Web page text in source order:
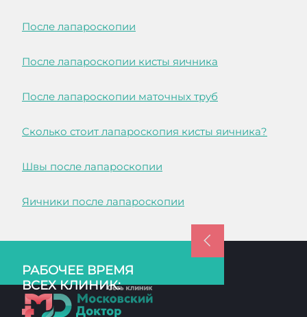
После лапароскопии
После лапароскопии кисты яичника
После лапароскопии маточных труб
Сколько стоит лапароскопия кисты яичника?
Швы после лапароскопии
Яичники после лапароскопии
РАБОЧЕЕ ВРЕМЯ
ВСЕХ КЛИНИК: